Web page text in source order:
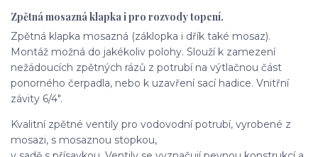
Zpětná mosazná klapka i pro rozvody topení.
Zpětná klapka mosazná (záklopka i dřík také mosaz).
Montáž možná do jakékoliv polohy. Slouží k zamezení
nežádoucích zpětných rázů z potrubí na výtlačnou část
ponorného čerpadla, nebo k uzavření sací hadice. Vnitřní
závity 6/4".
Kvalitní zpětné ventily pro vodovodní potrubí, vyrobené z
mosazi, s mosaznou stopkou,